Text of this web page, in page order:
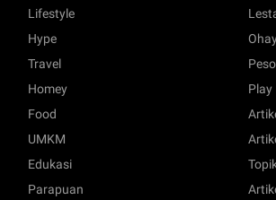
Lifestyle
Hype
Travel
Homey
Food
UMKM
Edukasi
Parapuan
Play